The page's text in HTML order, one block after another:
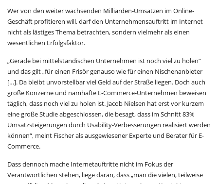
Wer von den weiter wachsenden Milliarden-Umsätzen im Online-
Geschäft profitieren will, darf den Unternehmensauftritt im Internet
nicht als lästiges Thema betrachten, sondern vielmehr als einen
wesentlichen Erfolgsfaktor.
„Gerade bei mittelständischen Unternehmen ist noch viel zu holen“
und das gilt „für einen Frisör genauso wie für einen Nischenanbieter
[…]. Da bleibt unvorstellbar viel Geld auf der Straße liegen. Doch auch
große Konzerne und namhafte E-Commerce-Unternehmen beweisen
täglich, dass noch viel zu holen ist. Jacob Nielsen hat erst vor kurzem
eine große Studie abgeschlossen, die besagt, dass im Schnitt 83%
Umsatzsteigerungen durch Usability-Verbesserungen realisiert werden
können“, meint Fischer als ausgewiesener Experte und Berater für E-
Commerce.
Dass dennoch mache Internetauftritte nicht im Fokus der
Verantwortlichen stehen, liege daran, dass „man die vielen, teilweise